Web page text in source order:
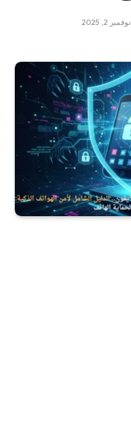
نوفمبر 2, 2025